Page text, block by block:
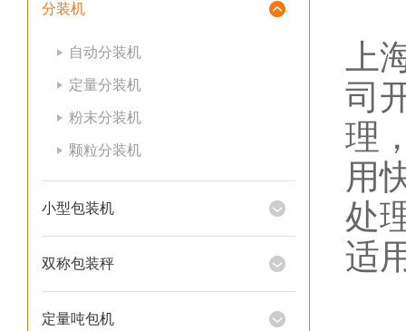
分装机
自动分装机
定量分装机
粉末分装机
颗粒分装机
小型包装机
双称包装秤
定量吨包机
上
司
理
用
处
适